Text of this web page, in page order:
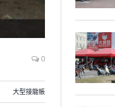
0
大型接龍帳